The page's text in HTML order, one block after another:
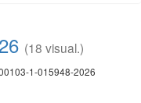
(18 visual.)
1-015948-2026